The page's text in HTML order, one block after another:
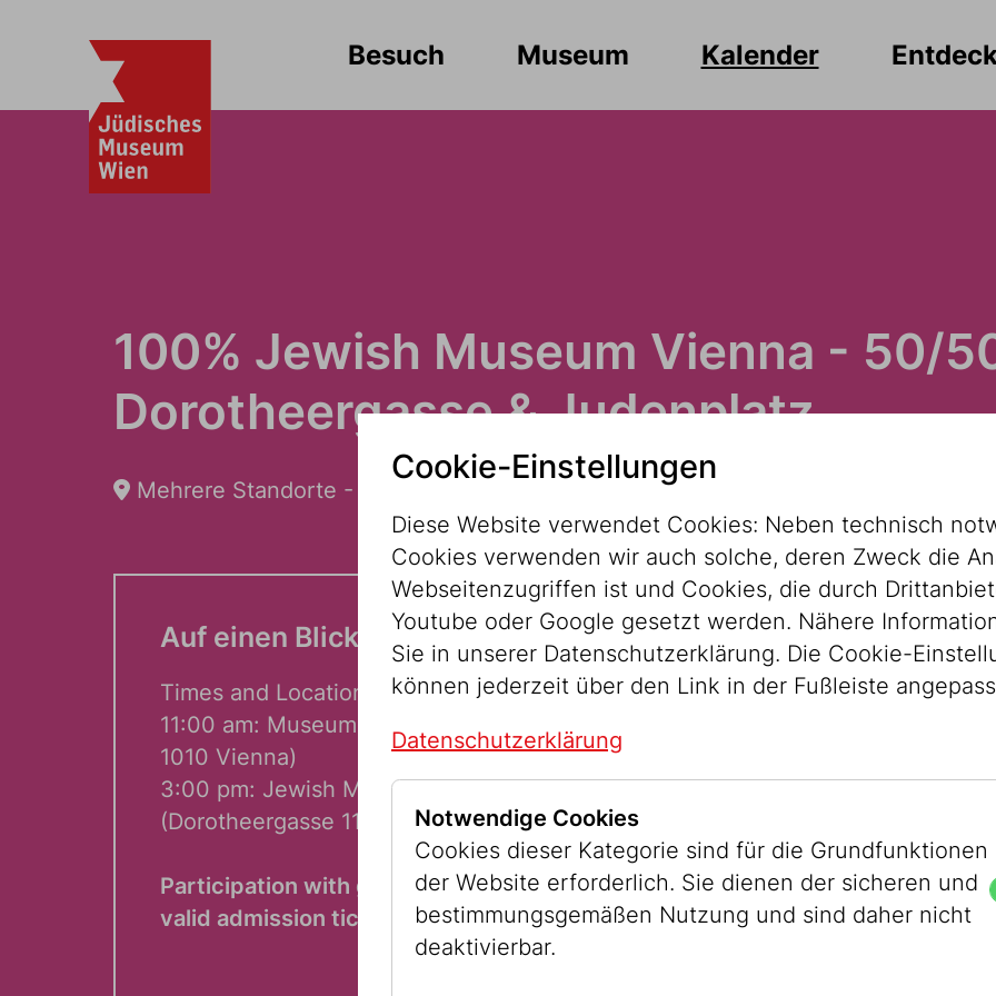
Besuch Museum Kalender
100% Jewish Museum Vienna - 50/
Dorotheergasse & Judenplatz
Mehrere Standorte - AKTIV
Auf einen Blick:
Times and Locations:
11:00 am: Museum Judenplatz (Judenplatz 8,
1010 Vienna)
3:00 pm: Jewish Museum Vienna
(Dorotheergasse 11, 1010 Vienna)
Participation with guided tour ticket € 3,- and
valid admission ticket
Cookie-Einstellungen
Diese Website verwendet Cookies: Neben technisch
Cookies verwenden wir auch solche, deren Zweck die
Webseitenzugriffen ist und Cookies, die durch
Youtube oder Google gesetzt werden. Nähere
Sie in unserer Datenschutzerklärung. Die Cookie-
können jederzeit über den Link in der Fußleiste
Datenschutzerklärung
Notwendige Cookies
Cookies dieser Kategorie sind für die Grundfunktionen
der Website erforderlich. Sie dienen der sicheren und
bestimmungsgemäßen Nutzung und sind daher nicht
deaktivierbar.